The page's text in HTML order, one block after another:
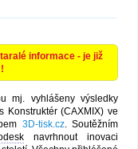
informace - je již
mj. vyhlášeny výsledky
Konstruktér (CAXMIX) ve
3D-tisk.cz. Soutěžním
navrhnout inovaci